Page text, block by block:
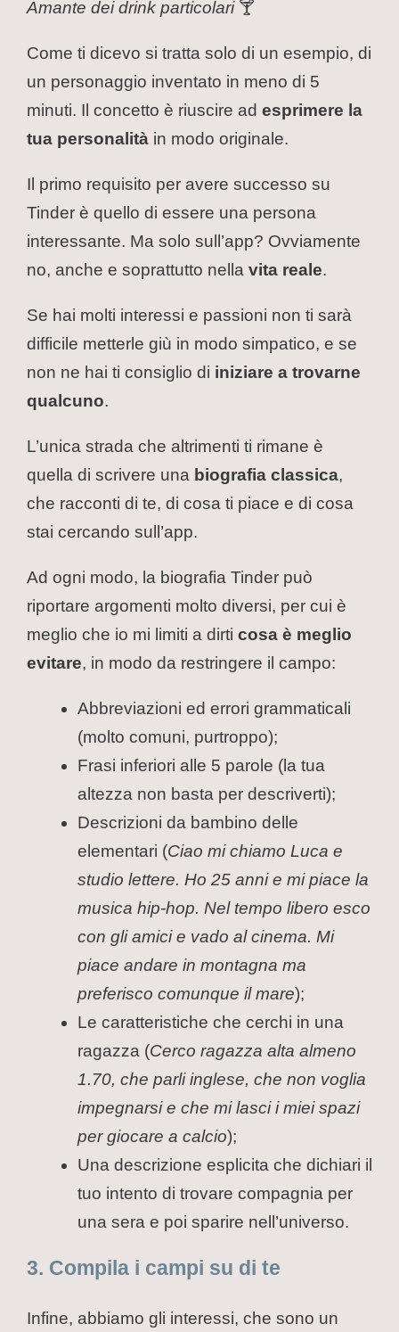
Amante dei drink particolari 🍸
Come ti dicevo si tratta solo di un esempio, di
un personaggio inventato in meno di 5
minuti. Il concetto è riuscire ad esprimere la
tua personalità in modo originale.
Il primo requisito per avere successo su
Tinder è quello di essere una persona
interessante. Ma solo sull’app? Ovviamente
no, anche e soprattutto nella vita reale.
Se hai molti interessi e passioni non ti sarà
difficile metterle giù in modo simpatico, e se
non ne hai ti consiglio di iniziare a trovarne
qualcuno.
L’unica strada che altrimenti ti rimane è
quella di scrivere una biografia classica,
che racconti di te, di cosa ti piace e di cosa
stai cercando sull’app.
Ad ogni modo, la biografia Tinder può
riportare argomenti molto diversi, per cui è
meglio che io mi limiti a dirti cosa è meglio
evitare, in modo da restringere il campo:
Abbreviazioni ed errori grammaticali
(molto comuni, purtroppo);
Frasi inferiori alle 5 parole (la tua
altezza non basta per descriverti);
Descrizioni da bambino delle
elementari (Ciao mi chiamo Luca e
studio lettere. Ho 25 anni e mi piace la
musica hip-hop. Nel tempo libero esco
con gli amici e vado al cinema. Mi
piace andare in montagna ma
preferisco comunque il mare);
Le caratteristiche che cerchi in una
ragazza (Cerco ragazza alta almeno
1.70, che parli inglese, che non voglia
impegnarsi e che mi lasci i miei spazi
per giocare a calcio);
Una descrizione esplicita che dichiari il
tuo intento di trovare compagnia per
una sera e poi sparire nell’universo.
3. Compila i campi su di te
Infine, abbiamo gli interessi, che sono un